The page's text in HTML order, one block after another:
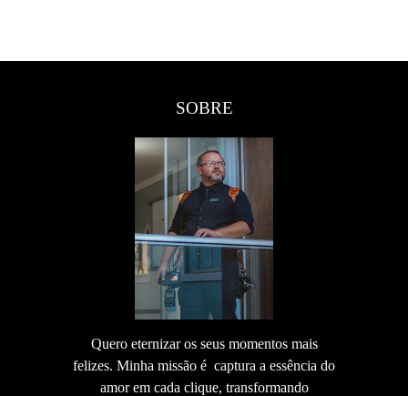
SOBRE
Quero eternizar os seus momentos mais
felizes. Minha missão é captura a essência do
amor em cada clique, transformando